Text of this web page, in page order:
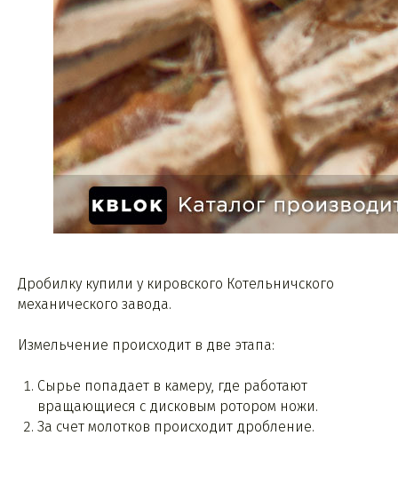
Дробилку купили у кировского Котельничского
механического завода.
Измельчение происходит в две этапа:
Сырье попадает в камеру, где работают
вращающиеся с дисковым ротором ножи.
За счет молотков происходит дробление.